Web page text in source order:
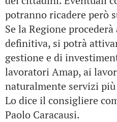
potranno ricadere però
Se la Regione procederà
definitiva, si potrà
gestione e di
lavoratori Amap, ai
naturalmente servizi
Lo dice il consigliere
Paolo Caracausi.